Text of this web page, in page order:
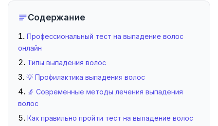
Содержание
Профессиональный тест на выпадение волос
онлайн
Типы выпадения волос
💡 Профилактика выпадения волос
🔬 Современные методы лечения выпадения
волос
Как правильно пройти тест на выпадение волос